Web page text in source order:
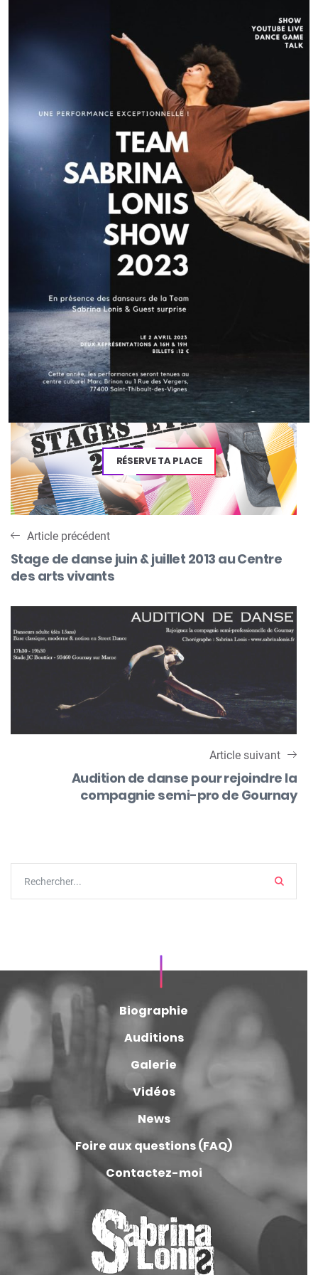
Navigation
l’article
Article précédent
Stage de danse juin & juillet 2013 au Centre
des arts vivants
Article suivant
Audition de danse pour rejoindre la
compagnie semi-pro de Gournay
Biographie
Auditions
Galerie
Vidéos
News
Foire aux questions (FAQ)
Contactez-moi
RÉSERVE TA PLACE